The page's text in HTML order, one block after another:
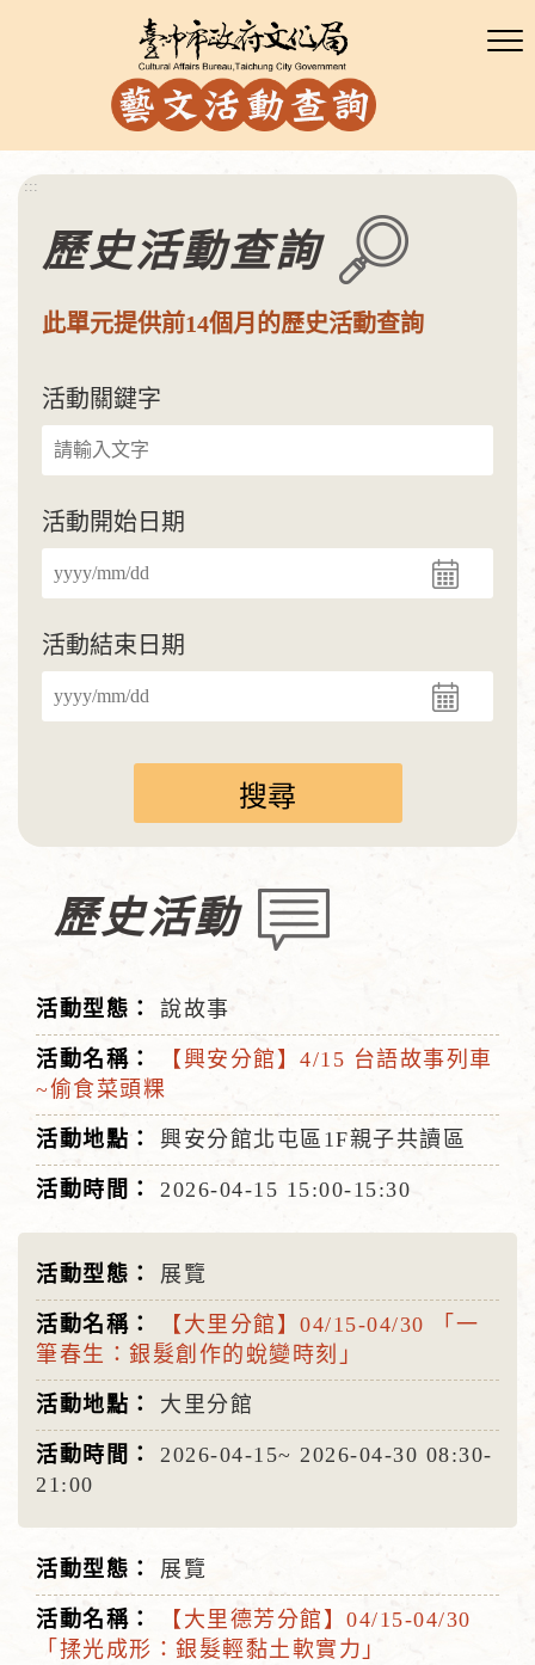
:::
歷史活動查詢
此單元提供前14個月的歷史活動查詢
活動關鍵字
活動開始日期
活動結束日期
歷史活動
說故事
【興安分館】4/15 台語故事列車
~偷食菜頭粿
興安分館北屯區1F親子共讀區
2026-04-15 15:00-15:30
展覽
【大里分館】04/15-04/30 「一
筆春生：銀髮創作的蛻變時刻」
大里分館
2026-04-15~ 2026-04-30 08:30-
21:00
展覽
【大里德芳分館】04/15-04/30
「揉光成形：銀髮輕黏土軟實力」